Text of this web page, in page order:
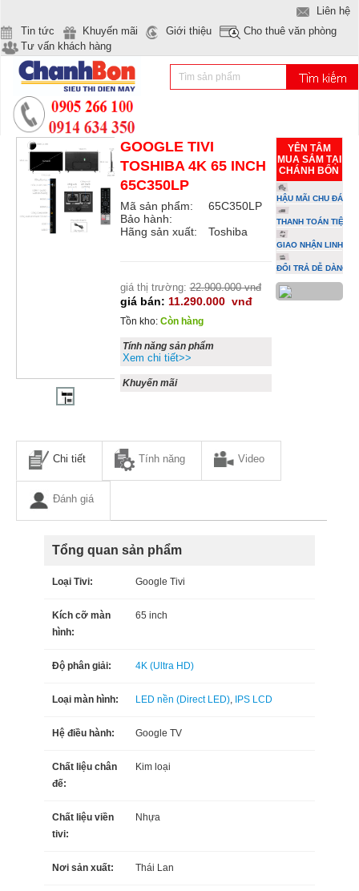
Liên hệ
Tin tức
Khuyến mãi Giới thiệu
Cho thuê văn phòng
Tư vấn khách hàng
GOOGLE TIVI
TOSHIBA 4K 65 INCH
65C350LP
Mã sản phẩm:
65C350LP
Bảo hành:
Hãng sản xuất:
Toshiba
giá thị trường:22.900.000 vnđ
giá bán: 11.290.000 vnđ
Tồn kho: Còn hàng
Tính năng sản phẩm
Xem chi tiết>>
Khuyến mãi
YÊN TÂM
MUA SẮM TẠI
CHÁNH BỔN
HẬU MÃI CHU ĐÁO
THANH TOÁN TIỆN
GIAO NHẬN LINH
ĐỔI TRẢ DỄ DÀNG
Chi tiết Tính năng Video
Đánh giá
Tổng quan sản phẩm
Loại Tivi: Google Tivi
Kích cỡ màn
hình:
65 inch
Độ phân giải: 4K (Ultra HD)
Loại màn hình: LED nền (Direct LED), IPS LCD
Hệ điều hành: Google TV
Chất liệu chân
đế:
Kim loại
Chất liệu viền
tivi:
Nhựa
Nơi sản xuất: Thái Lan